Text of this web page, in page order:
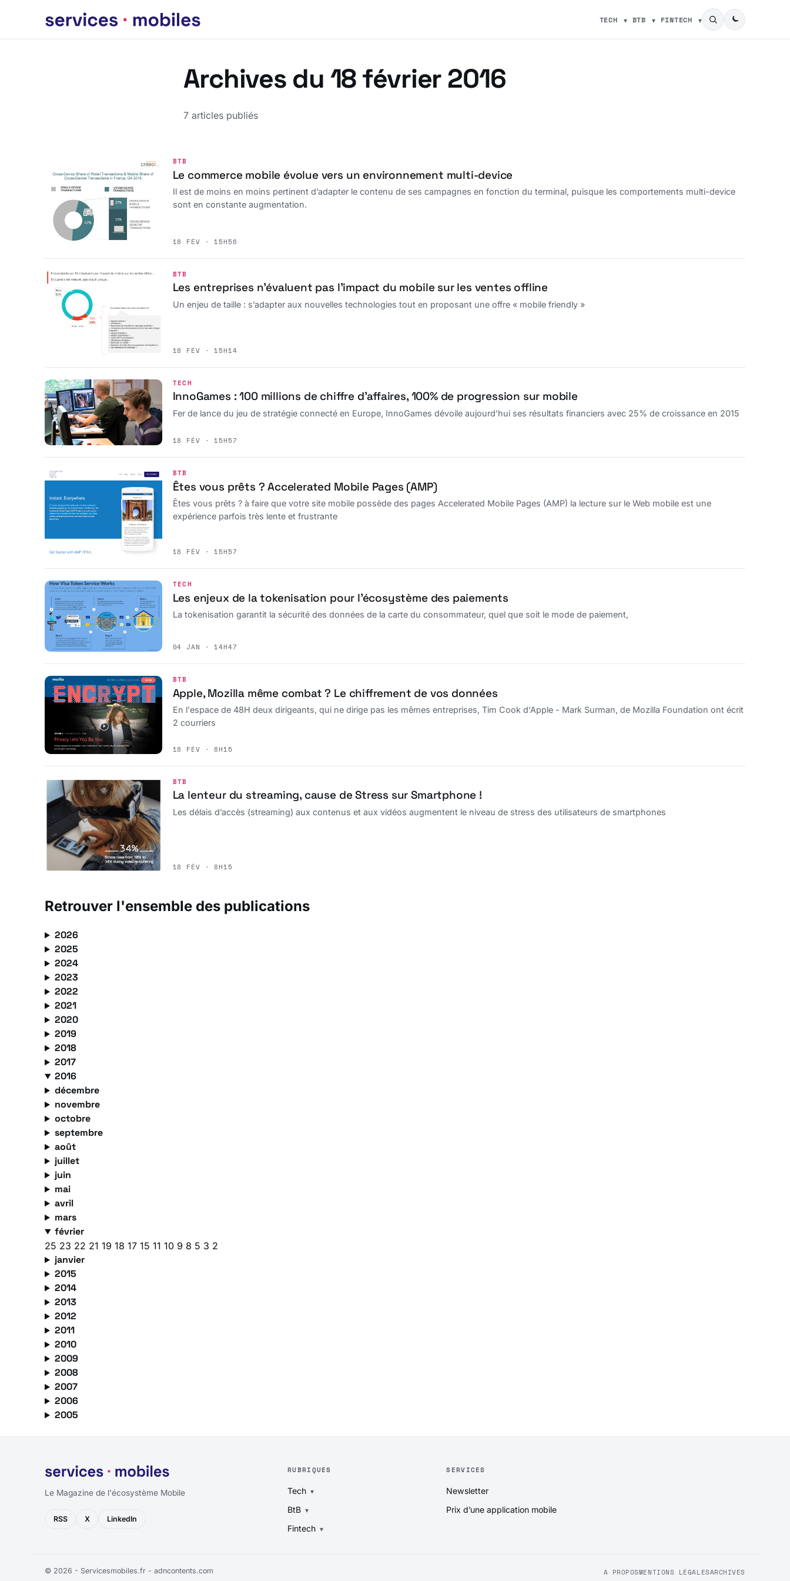
TECH BTB FINTECH
Archives du 18 février 2016
7 articles publiés
BTB
Le commerce mobile évolue vers un environnement multi-device
Il est de moins en moins pertinent d’adapter le contenu de ses campagnes en fonction du terminal, puisque les comportements multi-device
sont en constante augmentation.
18 FÉV · 15H56
BTB
Les entreprises n’évaluent pas l’impact du mobile sur les ventes offline
Un enjeu de taille : s’adapter aux nouvelles technologies tout en proposant une offre « mobile friendly »
18 FÉV · 15H14
TECH
InnoGames : 100 millions de chiffre d’affaires, 100% de progression sur mobile
Fer de lance du jeu de stratégie connecté en Europe, InnoGames dévoile aujourd’hui ses résultats financiers avec 25% de croissance en 2015
18 FÉV · 15H57
BTB
Êtes vous prêts ? Accelerated Mobile Pages (AMP)
Êtes vous prêts ? à faire que votre site mobile possède des pages Accelerated Mobile Pages (AMP) la lecture sur le Web mobile est une
expérience parfois très lente et frustrante
18 FÉV · 15H57
TECH
Les enjeux de la tokenisation pour l’écosystème des paiements
La tokenisation garantit la sécurité des données de la carte du consommateur, quel que soit le mode de paiement,
04 JAN · 14H47
BTB
Apple, Mozilla même combat ? Le chiffrement de vos données
En l'espace de 48H deux dirigeants, qui ne dirige pas les mêmes entreprises, Tim Cook d'Apple - Mark Surman, de Mozilla Foundation ont écrit
2 courriers
18 FÉV · 8H15
BTB
La lenteur du streaming, cause de Stress sur Smartphone !
Les délais d’accès (streaming) aux contenus et aux vidéos augmentent le niveau de stress des utilisateurs de smartphones
18 FÉV · 8H15
Retrouver l'ensemble des publications
2026
2025
2024
2023
2022
2021
2020
2019
2018
2017
2016
décembre
novembre
octobre
septembre
août
juillet
juin
mai
avril
mars
février
25 23 22 21 19 18 17 15 11 10 9 8 5 3 2
janvier
2015
2014
2013
2012
2011
2010
2009
2008
2007
2006
2005
Le Magazine de l'écosystème Mobile
RSS X LinkedIn
RUBRIQUES
Tech
BtB
Fintech
SERVICES
Newsletter
Prix d’une application mobile
© 2026 - Servicesmobiles.fr - adncontents.com A PROPOSMENTIONS LÉGALESARCHIVES